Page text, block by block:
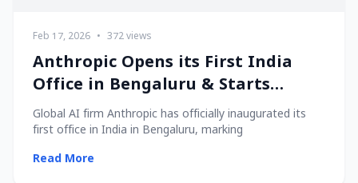
Feb 17, 2026 • 372 views
Anthropic Opens its First India
Office in Bengaluru & Starts
Hiring Local Talent!
Global AI firm Anthropic has officially inaugurated its
first office in India in Bengaluru, marking
Read More